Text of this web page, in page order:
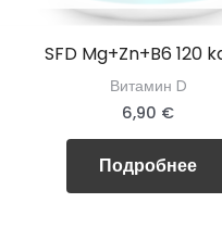
SFD Mg+Zn+B6 120
Витамин D
6,90 €
Подробнее